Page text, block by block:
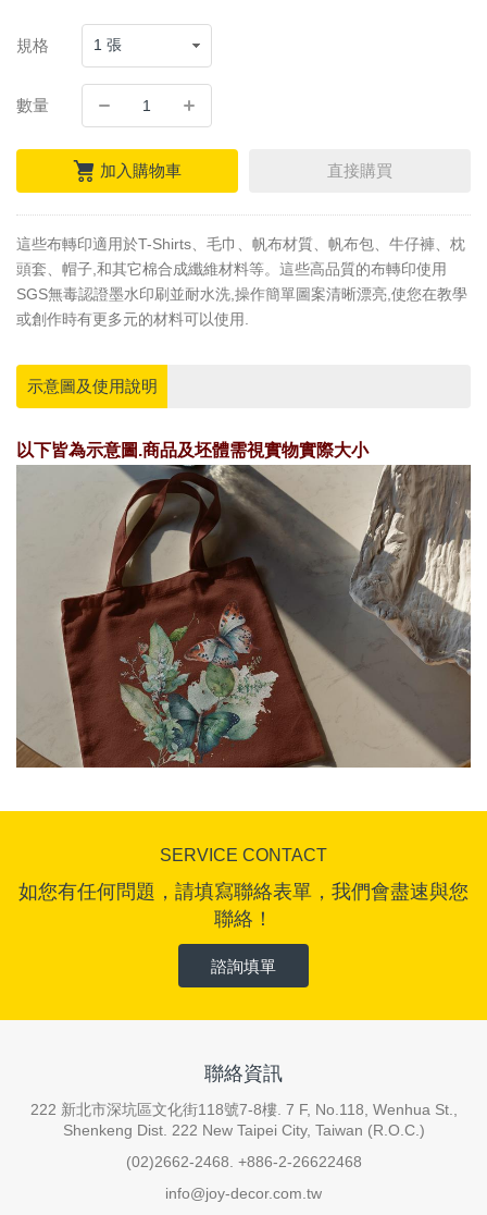
規格
數量
加入購物車 直接購買
這些布轉印適用於T-Shirts、毛巾、帆布材質、帆布包、牛仔褲、枕
頭套、帽子,和其它棉合成纖維材料等。這些高品質的布轉印使用
SGS無毒認證墨水印刷並耐水洗,操作簡單圖案清晰漂亮,使您在教學
或創作時有更多元的材料可以使用.
示意圖及使用說明
以下皆為示意圖.商品及坯體需視實物實際大小
SERVICE CONTACT
如您有任何問題，請填寫聯絡表單，我們會盡速與您
聯絡！
諮詢填單
聯絡資訊
222 新北市深坑區文化街118號7-8樓. 7 F, No.118, Wenhua St.,
Shenkeng Dist. 222 New Taipei City, Taiwan (R.O.C.)
(02)2662-2468. +886-2-26622468
info@joy-decor.com.tw